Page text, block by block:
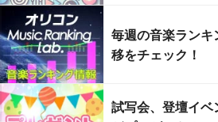
毎週の音楽ラン
移をチェック！
試写会、登壇イ